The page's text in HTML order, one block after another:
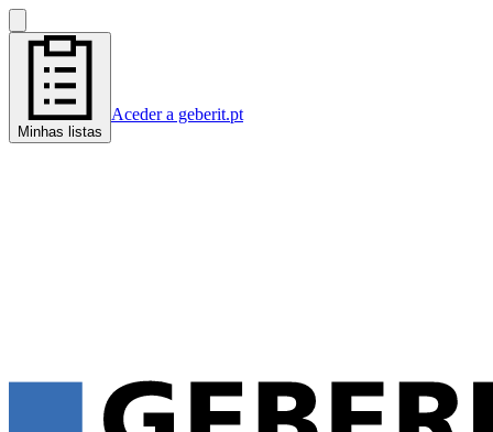
Minhas listas
Aceder a geberit.pt